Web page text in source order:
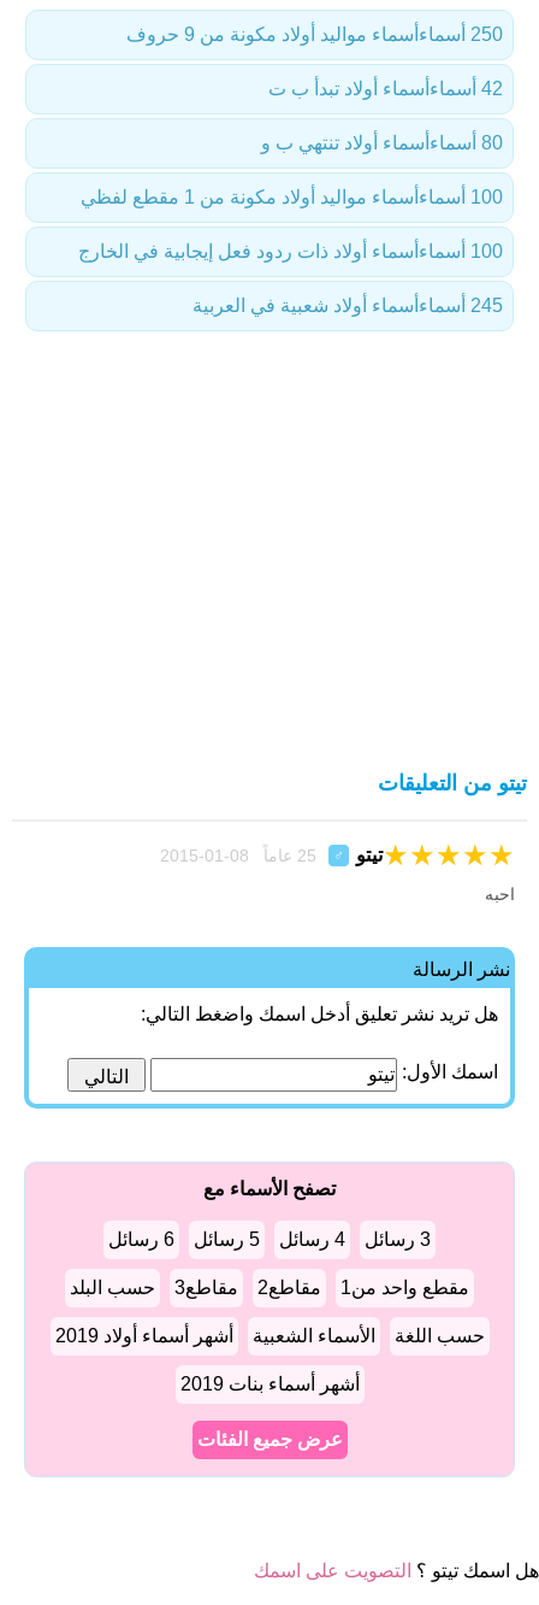
أسماء مواليد أولاد مكونة من 9 حروف 250 أسماء
أسماء أولاد تبدأ ب ت 42 أسماء
أسماء أولاد تنتهي ب و 80 أسماء
أسماء مواليد أولاد مكونة من 1 مقطع لفظي 100 أسماء
أسماء أولاد ذات ردود فعل إيجابية في الخارج 100 أسماء
أسماء أولاد شعبية في العربية 245 أسماء
تيتو من التعليقات
تيتو ♂ ★
★
★
★
★
احبه
نشر الرسالة
هل تريد نشر تعليق أدخل اسمك واضغط التالي:
اسمك الأول:
تصفح الأسماء مع
3 رسائل 4 رسائل 5 رسائل 6 رسائل
مقطع واحد من1 مقاطع2 مقاطع3 حسب البلد
حسب اللغة الأسماء الشعبية أشهر أسماء أولاد 2019
أشهر أسماء بنات 2019
عرض جميع الفئات
هل اسمك تيتو ؟ التصويت على اسمك